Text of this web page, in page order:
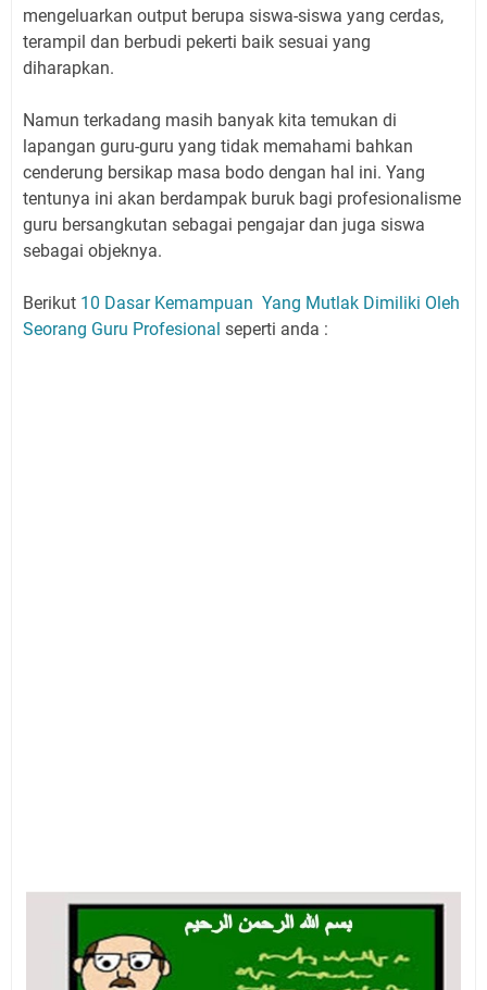
mengeluarkan output berupa siswa-siswa yang cerdas,
terampil dan berbudi pekerti baik sesuai yang
diharapkan.
Namun terkadang masih banyak kita temukan di
lapangan guru-guru yang tidak memahami bahkan
cenderung bersikap masa bodo dengan hal ini. Yang
tentunya ini akan berdampak buruk bagi profesionalisme
guru bersangkutan sebagai pengajar dan juga siswa
sebagai objeknya.
Berikut 10 Dasar Kemampuan Yang Mutlak Dimiliki Oleh
Seorang Guru Profesional seperti anda :